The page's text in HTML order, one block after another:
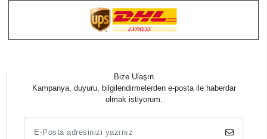
Bize Ulaşın
Kampanya, duyuru, bilgilendirmelerden e-posta ile haberdar
olmak istiyorum.